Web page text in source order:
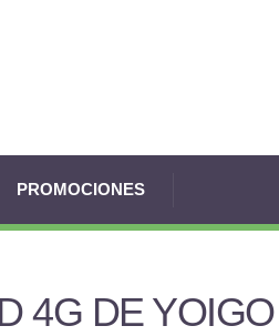
PROMOCIONES
4G DE